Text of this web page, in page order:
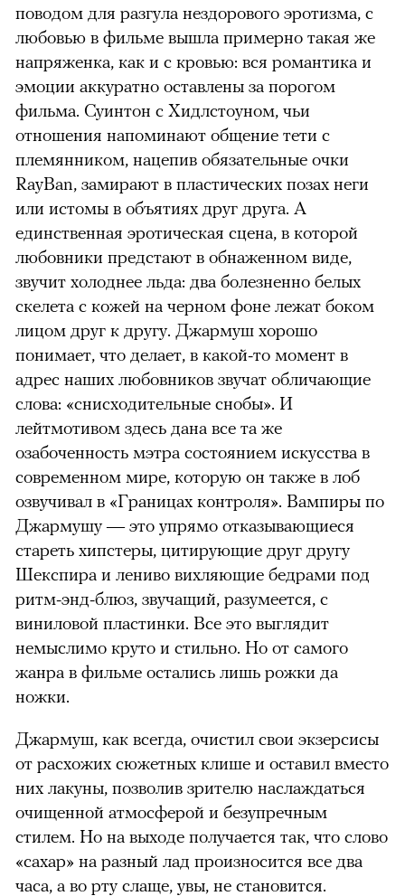
поводом для разгула нездорового эротизма, с
любовью в фильме вышла примерно такая же
напряженка, как и с кровью: вся романтика и
эмоции аккуратно оставлены за порогом
фильма. Суинтон с Хидлстоуном, чьи
отношения напоминают общение тети с
племянником, нацепив обязательные очки
RayBan, замирают в пластических позах неги
или истомы в объятиях друг друга. А
единственная эротическая сцена, в которой
любовники предстают в обнаженном виде,
звучит холоднее льда: два болезненно белых
скелета с кожей на черном фоне лежат боком
лицом друг к другу. Джармуш хорошо
понимает, что делает, в какой-то момент в
адрес наших любовников звучат обличающие
слова: «снисходительные снобы». И
лейтмотивом здесь дана все та же
озабоченность мэтра состоянием искусства в
современном мире, которую он также в лоб
озвучивал в «Границах контроля». Вампиры по
Джармушу — это упрямо отказывающиеся
стареть хипстеры, цитирующие друг другу
Шекспира и лениво вихляющие бедрами под
ритм-энд-блюз, звучащий, разумеется, с
виниловой пластинки. Все это выглядит
немыслимо круто и стильно. Но от самого
жанра в фильме остались лишь рожки да
ножки.
Джармуш, как всегда, очистил свои экзерсисы
от расхожих сюжетных клише и оставил вместо
них лакуны, позволив зрителю наслаждаться
очищенной атмосферой и безупречным
стилем. Но на выходе получается так, что слово
«сахар» на разный лад произносится все два
часа, а во рту слаще, увы, не становится.